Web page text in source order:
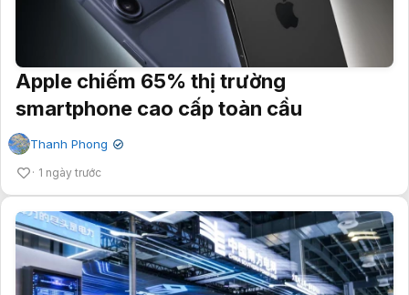
Apple chiếm 65% thị trường
smartphone cao cấp toàn cầu
Thanh Phong ✔
1 ngày trước